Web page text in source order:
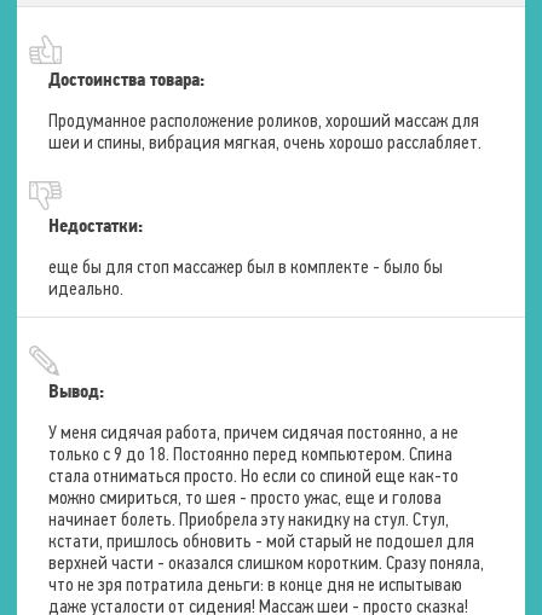
Вибрационный массаж
Ягодицы
интенсивности
Техники массажа
Тепловой массаж
Зоны воздействия
Комплектация
Стандартная
комплектация
Руководство по эксплуатации
Функции
Достоинства товара:
Продуманное расположение роликов, хороший массаж для
шеи и спины, вибрация мягкая, очень хорошо расслабляет.
Недостатки:
еще бы для стоп массажер был в комплекте - было бы
идеально.
Вывод:
У меня сидячая работа, причем сидячая постоянно, а не
только с 9 до 18. Постоянно перед компьютером. Спина
стала отниматься просто. Но если со спиной еще как-то
можно смириться, то шея - просто ужас, еще и голова
начинает болеть. Приобрела эту накидку на стул. Стул,
кстати, пришлось обновить - мой старый не подошел для
верхней части - оказался слишком коротким. Сразу поняла,
что не зря потратила деньги: в конце дня не испытываю
даже усталости от сидения! Массаж шеи - просто сказка!